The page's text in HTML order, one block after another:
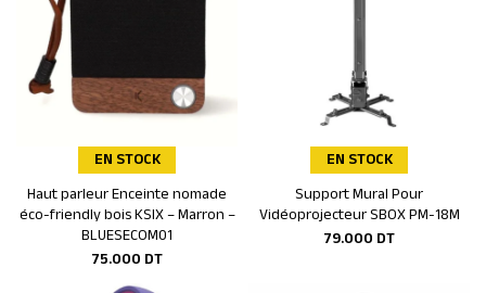
EN STOCK
Ajouter au panier
Haut parleur Enceinte nomade
éco-friendly bois KSIX – Marron –
BLUESECOM01
75.000 DT
EN STOCK
Ajouter au panier
Support Mural Pour
Vidéoprojecteur SBOX PM-18M
79.000 DT